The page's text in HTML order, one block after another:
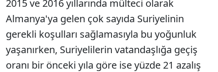
2015 ve 2016 yıllarında mülteci olarak
Almanya'ya gelen çok sayıda Suriyelinin
gerekli koşulları sağlamasıyla bu yoğunluk
yaşanırken, Suriyelilerin vatandaşlığa geçiş
oranı bir önceki yıla göre ise yüzde 21 azalış